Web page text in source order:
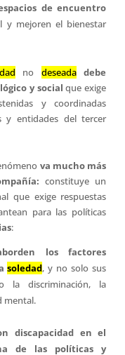
de encuentro
y mejoren el bienestar
no deseada debe
y socialque exige
y coordinadas
y entidades del tercer
va mucho más
constituye un
que exige respuestas
para las políticas
:
los factores
soledad, y no solo sus
la discriminación, la
mental.
discapacidad en el
de las políticas y